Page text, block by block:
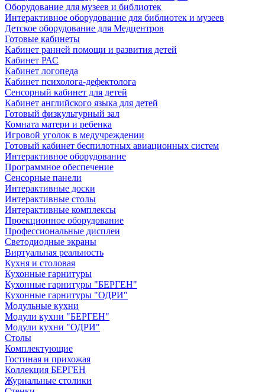
Оборудование для музеев и библиотек
Интерактивное оборудование для библиотек и музеев
Детское оборудование для Медцентров
Готовые кабинеты
Кабинет ранней помощи и развития детей
Кабинет РАС
Кабинет логопеда
Кабинет психолога-дефектолога
Сенсорный кабинет для детей
Кабинет английского языка для детей
Готовый физкультурный зал
Комната матери и ребенка
Игровой уголок в медучреждении
Готовый кабинет беспилотных авиационных систем
Интерактивное оборудование
Программное обеспечение
Сенсорные панели
Интерактивные доски
Интерактивные столы
Интерактивные комплексы
Проекционное оборудование
Профессиональные дисплеи
Светодиодные экраны
Виртуальная реальность
Кухня и столовая
Кухонные гарнитуры
Кухонные гарнитуры "БЕРГЕН"
Кухонные гарнитуры "ОДРИ"
Модульные кухни
Модули кухни "БЕРГЕН"
Модули кухни "ОДРИ"
Столы
Комплектующие
Гостиная и прихожая
Коллекция БЕРГЕН
Журнальные столики